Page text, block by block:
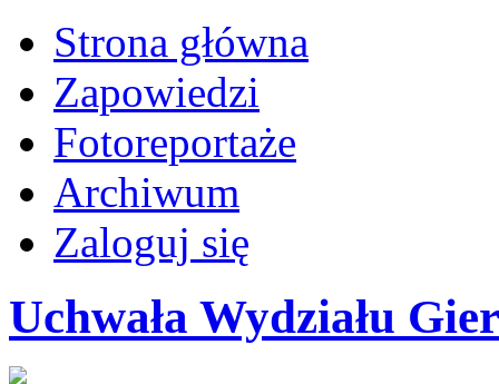
Strona główna
Zapowiedzi
Fotoreportaże
Archiwum
Zaloguj się
Uchwała Wydziału Gier